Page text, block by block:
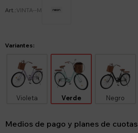
VINTA--M
Variantes:
Violeta Verde Negro
Medios de pago y planes de cuotas